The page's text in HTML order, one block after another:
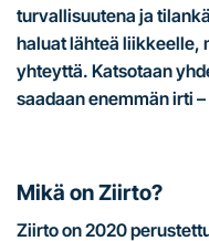
turvallisuutena ja
haluat lähteä liikkeelle,
yhteyttä. Katsotaan
saadaan enemmän irti
Mikä on Ziirto?
Ziirto on 2020